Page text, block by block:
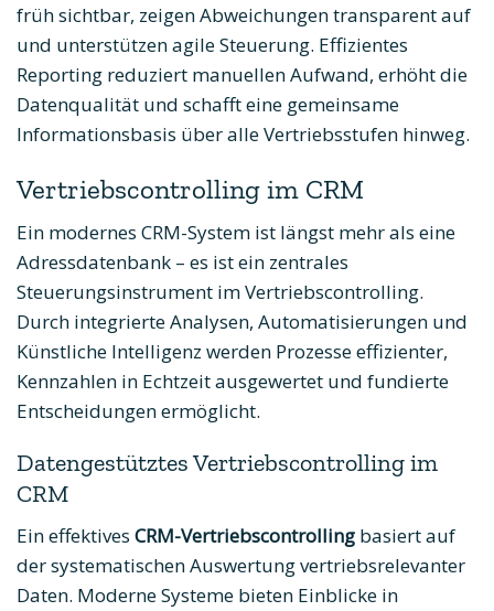
früh sichtbar, zeigen Abweichungen transparent auf
und unterstützen agile Steuerung. Effizientes
Reporting reduziert manuellen Aufwand, erhöht die
Datenqualität und schafft eine gemeinsame
Informationsbasis über alle Vertriebsstufen hinweg.
Vertriebscontrolling im CRM
Ein modernes CRM-System ist längst mehr als eine
Adressdatenbank – es ist ein zentrales
Steuerungsinstrument im Vertriebscontrolling.
Durch integrierte Analysen, Automatisierungen und
Künstliche Intelligenz werden Prozesse effizienter,
Kennzahlen in Echtzeit ausgewertet und fundierte
Entscheidungen ermöglicht.
Datengestütztes Vertriebscontrolling im
CRM
Ein effektives CRM-Vertriebscontrolling basiert auf
der systematischen Auswertung vertriebsrelevanter
Daten. Moderne Systeme bieten Einblicke in